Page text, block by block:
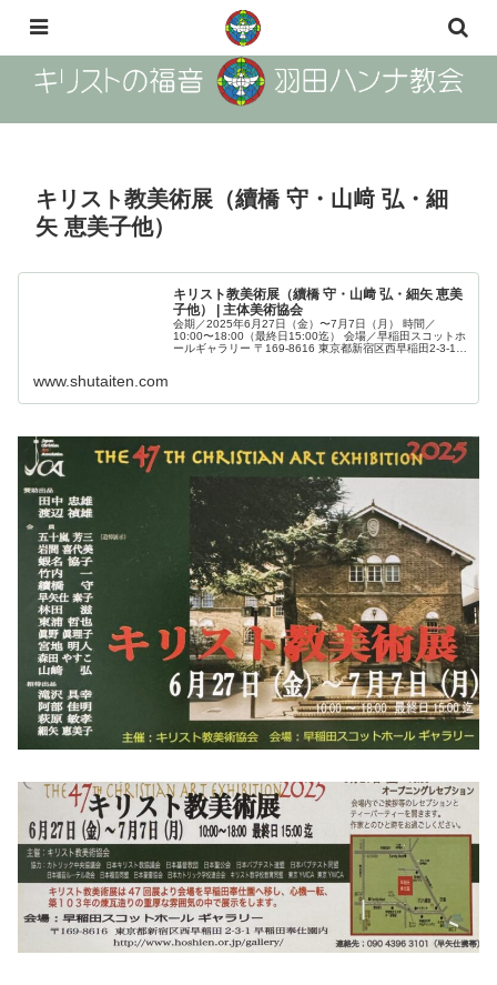
The Gosple of Christ Haneda Hanna Church
キリスト教美術展（續橋 守・山﨑 弘・細
矢 恵美子他）
キリスト教美術展（續橋 守・山﨑 弘・細矢 恵美
子他） | 主体美術協会
会期／2025年6月27日（金）〜7月7日（月） 時間／
10:00〜18:00（最終日15:00迄） 会場／早稲田スコットホ
ールギャラリー 〒169-8616 東京都新宿区西早稲田2-3-1早
www.shutaiten.com